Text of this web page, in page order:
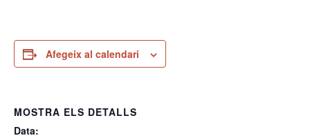
Afegeix al calendari
MOSTRA ELS DETALLS
Data: